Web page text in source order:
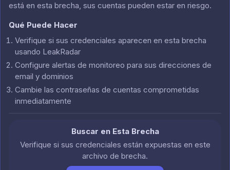
está en esta brecha, sus cuentas pueden estar en riesgo.
Qué Puede Hacer
Verifique si sus credenciales aparecen en esta brecha
usando LeakRadar
Configure alertas de monitoreo para sus direcciones de
email y dominios
Cambie las contraseñas de cuentas comprometidas
inmediatamente
Buscar en Esta Brecha
Verifique si sus credenciales están expuestas en este
archivo de brecha.